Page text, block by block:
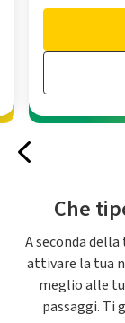
Che
A seconda
attivare la tua
meglio alle
passaggi. Ti